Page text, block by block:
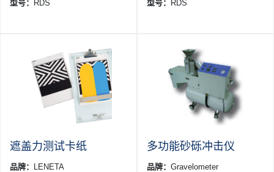
型号：
RDS
型号：
RDS
遮盖力测试卡纸
品牌：
LENETA
多功能砂砾冲击仪
品牌： Gravelometer